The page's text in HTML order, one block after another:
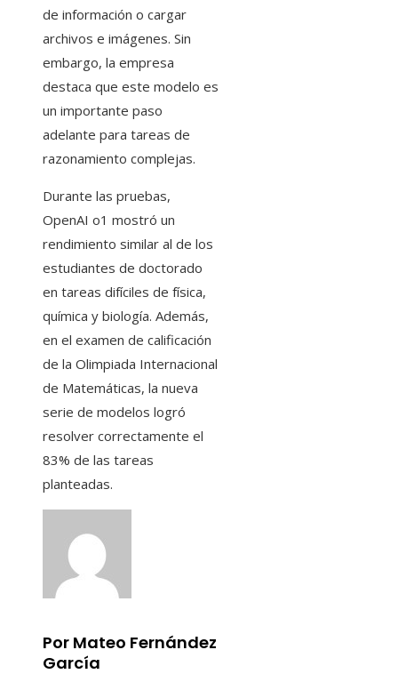
de información o cargar
archivos e imágenes. Sin
embargo, la empresa
destaca que este modelo es
un importante paso
adelante para tareas de
razonamiento complejas.
Durante las pruebas,
OpenAI o1 mostró un
rendimiento similar al de los
estudiantes de doctorado
en tareas difíciles de física,
química y biología. Además,
en el examen de calificación
de la Olimpiada Internacional
de Matemáticas, la nueva
serie de modelos logró
resolver correctamente el
83% de las tareas
planteadas.
Por Mateo Fernández
García